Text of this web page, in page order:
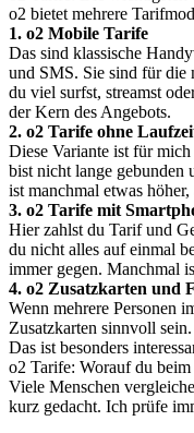
o2 bietet mehrere
1. o2 Mobile Tarife
Das sind klassische
und SMS. Sie sind für die
du viel surfst, streamst
der Kern des Angebots.
2. o2 Tarife ohne
Diese Variante ist für
bist nicht lange gebunden
ist manchmal etwas
3. o2 Tarife mit
Hier zahlst du Tarif und
du nicht alles auf einmal
immer gegen. Manchmal
4. o2 Zusatzkarten und
Wenn mehrere Personen
Zusatzkarten sinnvoll
Das ist besonders
o2 Tarife: Worauf du
Viele Menschen
kurz gedacht. Ich prüfe